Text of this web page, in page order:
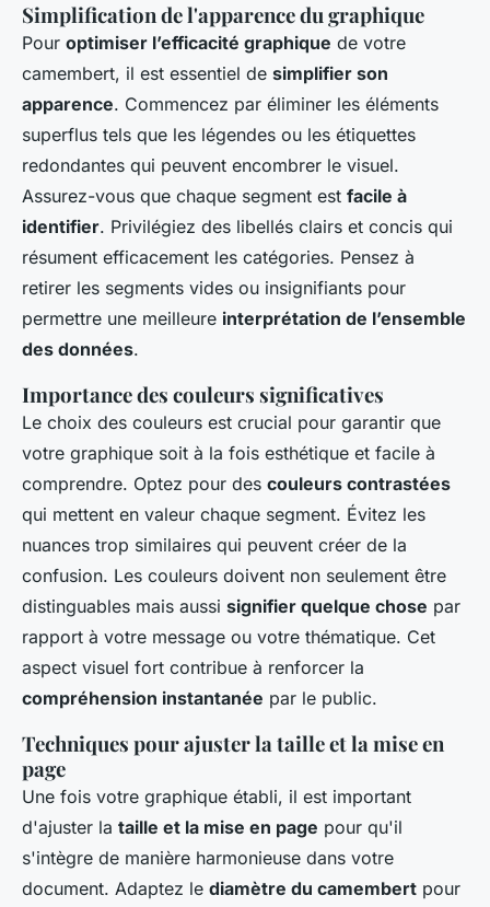
Simplification de l'apparence du graphique
Pour optimiser l’efficacité graphique de votre
camembert, il est essentiel de simplifier son
apparence. Commencez par éliminer les éléments
superflus tels que les légendes ou les étiquettes
redondantes qui peuvent encombrer le visuel.
Assurez-vous que chaque segment est facile à
identifier. Privilégiez des libellés clairs et concis qui
résument efficacement les catégories. Pensez à
retirer les segments vides ou insignifiants pour
permettre une meilleure interprétation de l’ensemble
des données.
Importance des couleurs significatives
Le choix des couleurs est crucial pour garantir que
votre graphique soit à la fois esthétique et facile à
comprendre. Optez pour des couleurs contrastées
qui mettent en valeur chaque segment. Évitez les
nuances trop similaires qui peuvent créer de la
confusion. Les couleurs doivent non seulement être
distinguables mais aussi signifier quelque chose par
rapport à votre message ou votre thématique. Cet
aspect visuel fort contribue à renforcer la
compréhension instantanée par le public.
Techniques pour ajuster la taille et la mise en
page
Une fois votre graphique établi, il est important
d'ajuster la taille et la mise en page pour qu'il
s'intègre de manière harmonieuse dans votre
document. Adaptez le diamètre du camembert pour